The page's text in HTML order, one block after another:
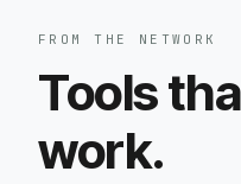
FROM THE NETWORK
Tools
work.